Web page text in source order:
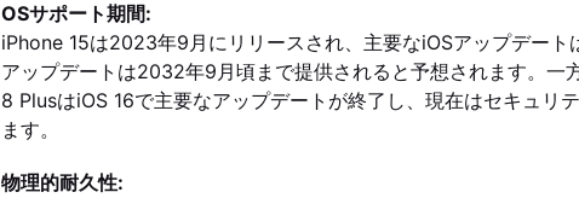
OSサポート期間:
iPhone 15は2023年9月にリリースされ、主要なiOSアップデー
アップデートは2032年9月頃まで提供されると予想されます。一
8 PlusはiOS 16で主要なアップデートが終了し、現在はセキュリ
ます。
物理的耐久性: